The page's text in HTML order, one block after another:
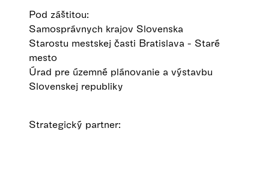
Pod záštitou:
Samosprávnych krajov Slovenska
Starostu mestskej časti Bratislava - Staré
mesto
Úrad pre územné plánovanie a výstavbu
Slovenskej republiky
Strategický partner: